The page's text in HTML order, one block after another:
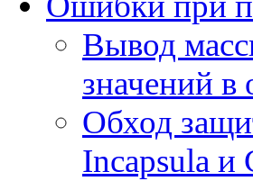
Вывод
значений в
Обход
Incapsula и